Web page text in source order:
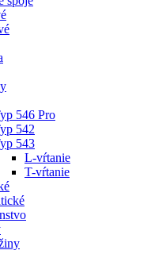
546 Pro
542
543
L-vŕtanie
T-vŕtanie